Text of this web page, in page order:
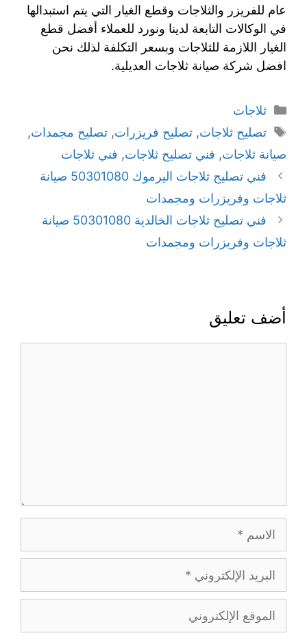
عام للفريزر والثلاجات وقطع الغيار التي يتم استبدالها
في الوكالات التابعة لدينا ونورد للعملاء أفضل قطع
الغيار اللازمة للثلاجات وبسعر التكلفة لذلك نحن
افضل شركة صيانة ثلاجات العديلية.
ثلاجات
تصليح ثلاجات, تصليح فريزرات, تصليح مجمدات,
صيانة ثلاجات, فني تصليح ثلاجات, فني ثلاجات
فني تصليح ثلاجات اليرموك 50301080 صيانة
ثلاجات وفريزرات ومجمدات
فني تصليح ثلاجات الخالدية 50301080 صيانة
ثلاجات وفريزرات ومجمدات
أضف تعليق